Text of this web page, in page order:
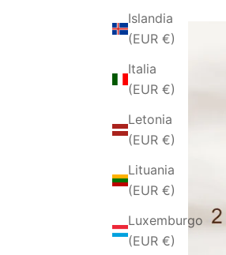
Islandia
(EUR €)
Italia
(EUR €)
Letonia
(EUR €)
Lituania
(EUR €)
Luxemburgo
(EUR €)